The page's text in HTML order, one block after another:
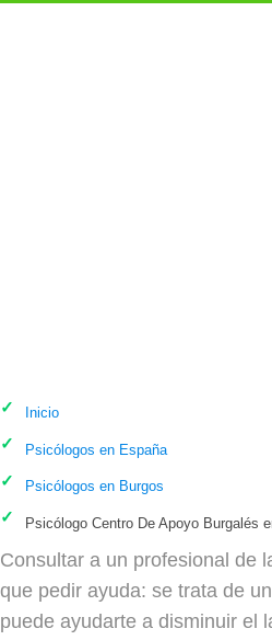
Inicio
Psicólogos en España
Psicólogos en Burgos
Psicólogo Centro De Apoyo Burgalés
Consultar a un profesional de
que pedir ayuda: se trata de
puede ayudarte a disminuir el